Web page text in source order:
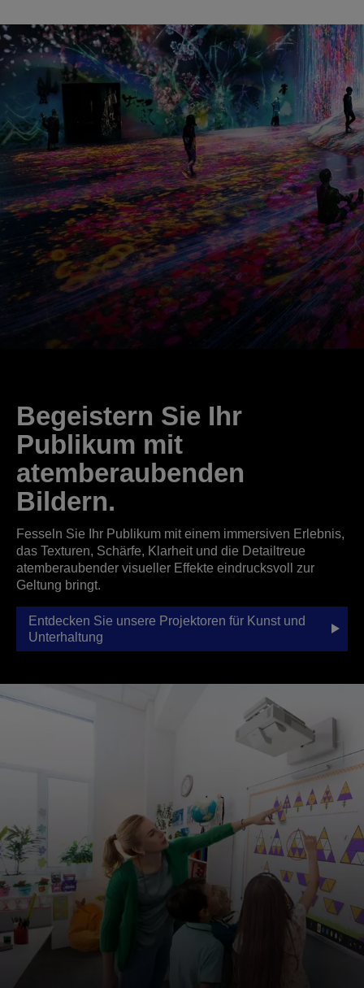
Begeistern Sie Ihr
Publikum mit
atemberaubenden
Bildern.
Fesseln Sie Ihr Publikum mit einem immersiven Erlebnis,
das Texturen, Schärfe, Klarheit und die Detailtreue
atemberaubender visueller Effekte eindrucksvoll zur
Geltung bringt.
Entdecken Sie unsere Projektoren für Kunst und
Unterhaltung